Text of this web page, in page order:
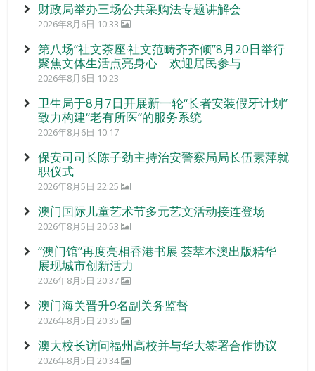
财政局举办三场公共采购法专题讲解会
2026年8月6日 10:33
第八场“社文茶座‧社文范畴齐齐倾”8月20日举行
聚焦文体生活点亮身心 欢迎居民参与
2026年8月6日 10:23
卫生局于8月7日开展新一轮“长者安装假牙计划”
致力构建“老有所医”的服务系统
2026年8月6日 10:17
保安司司长陈子劲主持治安警察局局长伍素萍就
职仪式
2026年8月5日 22:25
澳门国际儿童艺术节多元艺文活动接连登场
2026年8月5日 20:53
“澳门馆”再度亮相香港书展 荟萃本澳出版精华
展现城市创新活力
2026年8月5日 20:37
澳门海关晋升9名副关务监督
2026年8月5日 20:35
澳大校长访问福州高校并与华大签署合作协议
2026年8月5日 20:34